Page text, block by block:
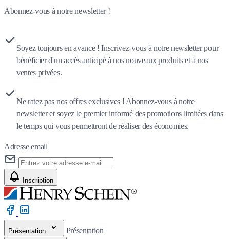
Abonnez-vous à notre newsletter !
Soyez toujours en avance ! Inscrivez-vous à notre newsletter pour
bénéficier d'un accès anticipé à nos nouveaux produits et à nos
ventes privées.
Ne ratez pas nos offres exclusives ! Abonnez-vous à notre
newsletter et soyez le premier informé des promotions limitées dans
le temps qui vous permettront de réaliser des économies.
Adresse email
Inscription
Présentation Présentation